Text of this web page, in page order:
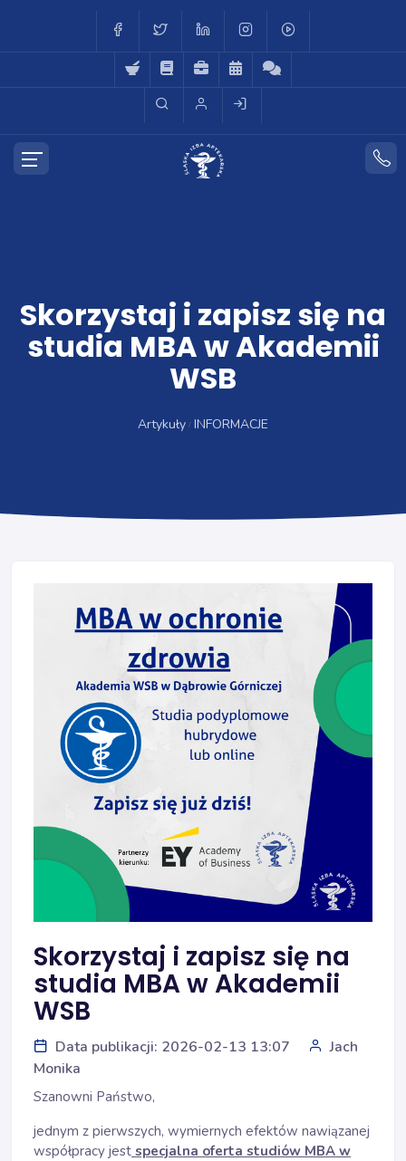
Skorzystaj i zapisz się na
studia MBA w Akademii
WSB
Artykuły INFORMACJE
Skorzystaj i zapisz się na
studia MBA w Akademii
WSB
Data publikacji: 2026-02-13 13:07
Jach
Monika
Szanowni Państwo,
jednym z pierwszych, wymiernych efektów nawiązanej
współpracy jest specjalna oferta studiów MBA w